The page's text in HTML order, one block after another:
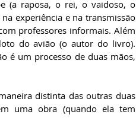
(a raposa, o rei, o vaidoso, o
experiência e na transmissão
professores informais. Além
do avião (o autor do livro).
é um processo de duas mãos,
distinta das outras duas
uma obra (quando ela tem